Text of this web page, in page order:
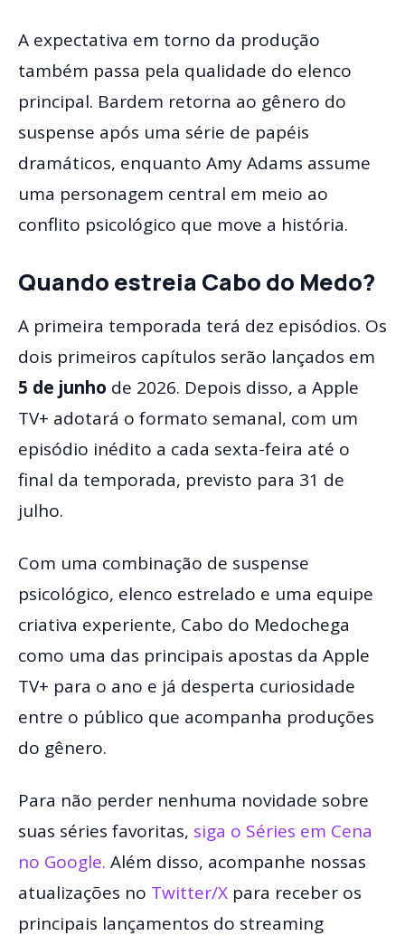
A expectativa em torno da produção
também passa pela qualidade do elenco
principal. Bardem retorna ao gênero do
suspense após uma série de papéis
dramáticos, enquanto Amy Adams assume
uma personagem central em meio ao
conflito psicológico que move a história.
Quando estreia Cabo do Medo?
A primeira temporada terá dez episódios. Os
dois primeiros capítulos serão lançados em
5 de junho de 2026. Depois disso, a Apple
TV+ adotará o formato semanal, com um
episódio inédito a cada sexta-feira até o
final da temporada, previsto para 31 de
julho.
Com uma combinação de suspense
psicológico, elenco estrelado e uma equipe
criativa experiente, Cabo do Medochega
como uma das principais apostas da Apple
TV+ para o ano e já desperta curiosidade
entre o público que acompanha produções
do gênero.
Para não perder nenhuma novidade sobre
suas séries favoritas, siga o Séries em Cena
no Google. Além disso, acompanhe nossas
atualizações no Twitter/X para receber os
principais lançamentos do streaming